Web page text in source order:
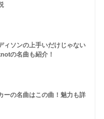
ィソンの上手いだけじゃない
の名曲も紹介！
ーの名曲はこの曲！魅力も詳